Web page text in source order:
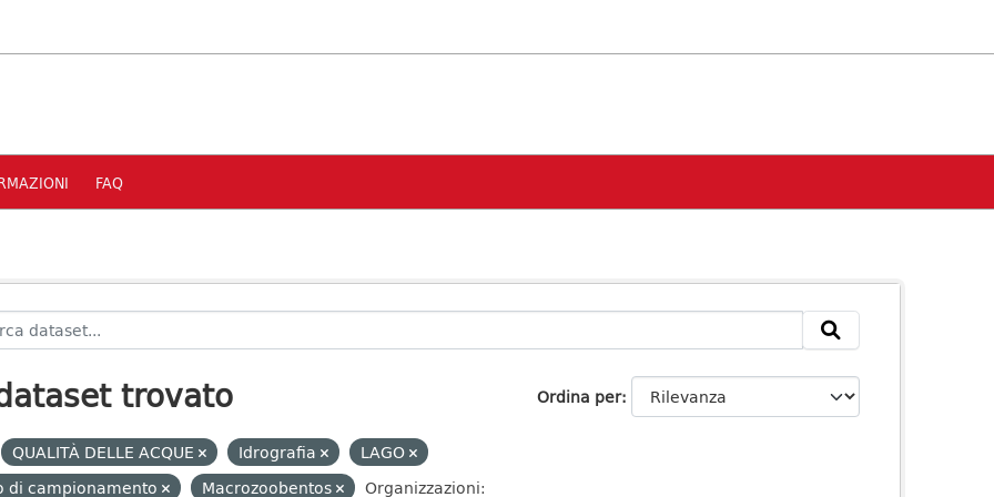
FAQ
Ordina per
trovato
QUALITÀ DELLE ACQUE Idrografia
LAGO
di campionamento
Macrozoobentos
Organizzazioni: